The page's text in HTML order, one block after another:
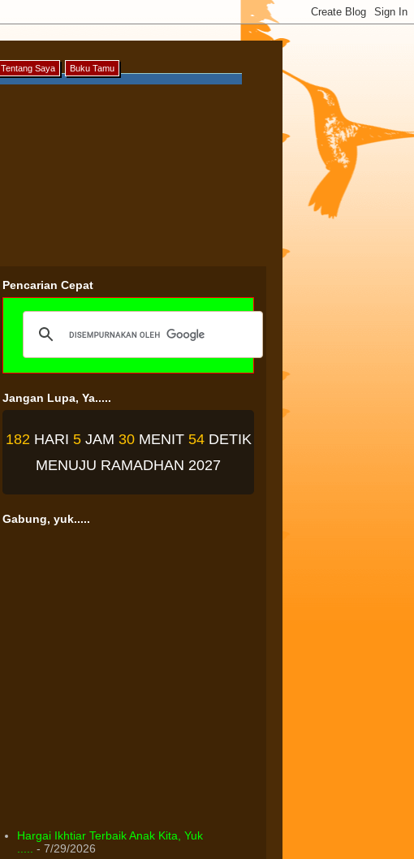
Tentang Saya Buku Tamu
Pencarian Cepat
Jangan Lupa, Ya.....
182 HARI 5 JAM 30 MENIT53 DETIK
MENUJU RAMADHAN 2027
Gabung, yuk.....
Hargai Ikhtiar Terbaik Anak Kita, Yuk
- 7/29/2026